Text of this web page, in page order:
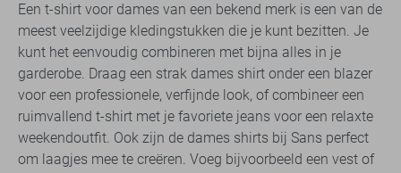
Een t-shirt voor dames van een bekend merk is een van de
meest veelzijdige kledingstukken die je kunt bezitten. Je
kunt het eenvoudig combineren met bijna alles in je
garderobe. Draag een strak dames shirt onder een blazer
voor een professionele, verfijnde look, of combineer een
ruimvallend t-shirt met je favoriete jeans voor een relaxte
weekendoutfit. Ook zijn de dames shirts bij Sans perfect
om laagjes mee te creëren. Voeg bijvoorbeeld een vest of